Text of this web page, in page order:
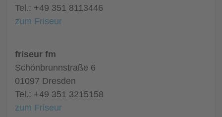
Tel.: +49 351 8113446
zum Friseur
friseur fm
Schönbrunnstraße 6
01097 Dresden
Tel.: +49 351 3215158
zum Friseur